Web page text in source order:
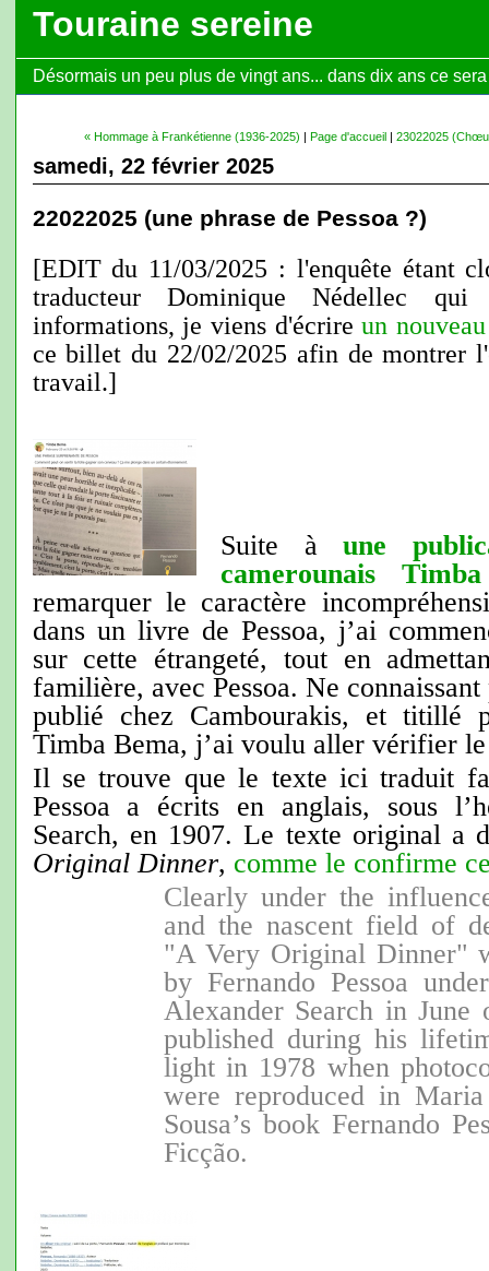
Touraine sereine
Désormais un peu plus de vingt ans... dans dix ans ce
« Hommage à Frankétienne (1936-2025) | Page d'accueil| 23022025
samedi, 22 février 2025
22022025 (une phrase de Pessoa ?)
[EDIT du 11/03/2025 : l'enquête étant
traducteur Dominique Nédellec
informations, je viens d'écrireun
ce billet du 22/02/2025 afin de montrer
travail.]
Suite àune
camerounais
remarquer le caractère
dans un livre de Pessoa, j’ai
sur cette étrangeté, tout en
familière, avec Pessoa. Ne connaissant
publié chez Cambourakis, et titillé
Timba Bema, j’ai voulu aller vérifier
Il se trouve que le texte ici traduit
Pessoa a écrits en anglais, sous
Search, en 1907. Le texte original a
Original Dinner, comme le confirme
Clearly under the
and the nascent field of
"A Very Original Dinner"
by Fernando Pessoa
Alexander Search in
published during his
light in 1978 when
were reproduced in
Sousa’s book Fernando
Ficção.